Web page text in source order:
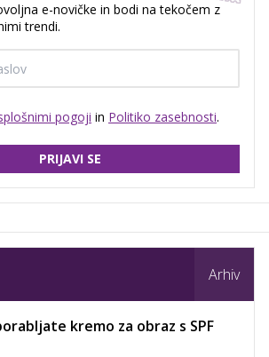
e-novičke in bodi na tekočem z
trendi.
pogoji in Politiko zasebnosti.
PRIJAVI SE
Arhiv
kremo za obraz s SPF